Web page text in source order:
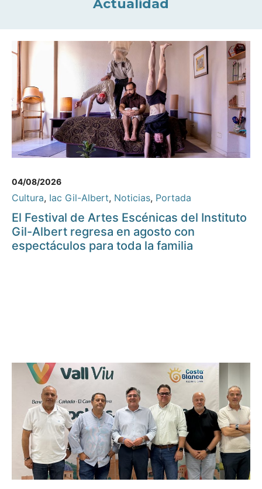
Actualidad
04/08/2026
Cultura, Iac Gil-Albert, Noticias, Portada
El Festival de Artes Escénicas del Instituto
Gil-Albert regresa en agosto con
espectáculos para toda la familia